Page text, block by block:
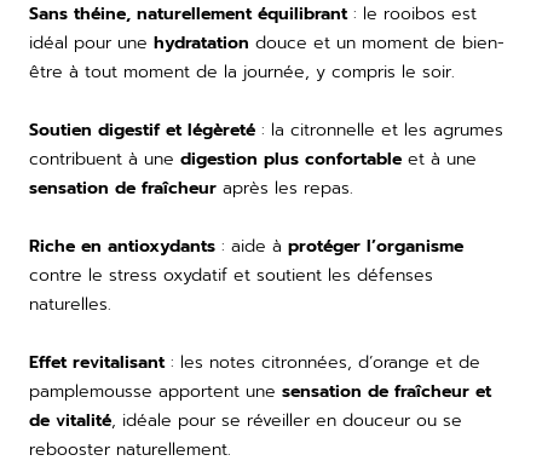
Sans théine, naturellement équilibrant: le rooibos est
idéal pour une hydratation douce et un moment de bien-
être à tout moment de la journée, y compris le soir.
Soutien digestif et légèreté : la citronnelle et les agrumes
contribuent à une digestion plus confortable et à une
sensation de fraîcheur après les repas.
Riche en antioxydants : aide à protéger l’organisme
contre le stress oxydatif et soutient les défenses
naturelles.
Effet revitalisant: les notes citronnées, d’orange et de
pamplemousse apportent une sensation de fraîcheur et
de vitalité, idéale pour se réveiller en douceur ou se
rebooster naturellement.